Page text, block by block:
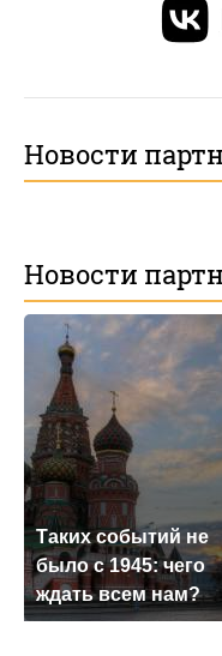
Новости
Новости
Таких событий не
было с 1945: чего
ждать всем нам?